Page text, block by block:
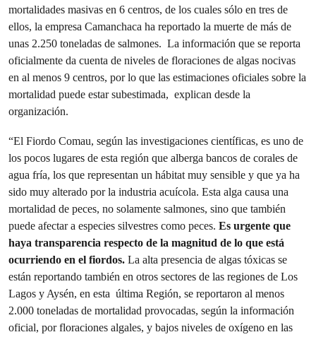
mortalidades masivas en 6 centros, de los cuales sólo en tres de
ellos, la empresa Camanchaca ha reportado la muerte de más de
unas 2.250 toneladas de salmones. La información que se reporta
oficialmente da cuenta de niveles de floraciones de algas nocivas
en al menos 9 centros, por lo que las estimaciones oficiales sobre la
mortalidad puede estar subestimada, explican desde la
organización.
“El Fiordo Comau, según las investigaciones científicas, es uno de
los pocos lugares de esta región que alberga bancos de corales de
agua fría, los que representan un hábitat muy sensible y que ya ha
sido muy alterado por la industria acuícola. Esta alga causa una
mortalidad de peces, no solamente salmones, sino que también
puede afectar a especies silvestres como peces. Es urgente que
haya transparencia respecto de la magnitud de lo que está
ocurriendo en el fiordos. La alta presencia de algas tóxicas se
están reportando también en otros sectores de las regiones de Los
Lagos y Aysén, en esta última Región, se reportaron al menos
2.000 toneladas de mortalidad provocadas, según la información
oficial, por floraciones algales, y bajos niveles de oxígeno en las